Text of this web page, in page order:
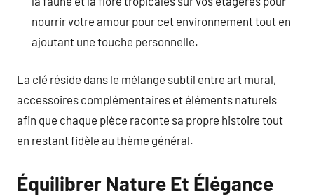
nourrir votre amour pour cet environnement tout en
ajoutant une touche personnelle.
La clé réside dans le mélange subtil entre art mural,
accessoires complémentaires et éléments naturels
afin que chaque pièce raconte sa propre histoire tout
en restant fidèle au thème général.
Équilibrer Nature Et Élégance